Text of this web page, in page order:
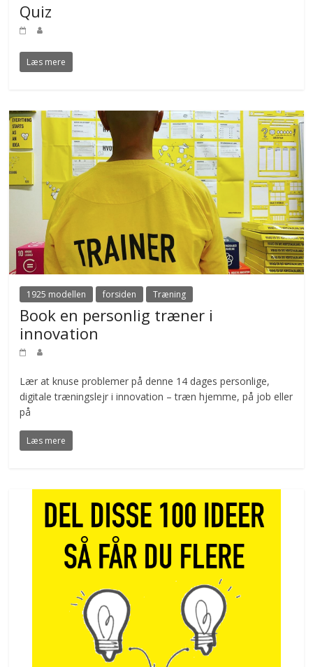
Quiz
Læs mere
1925 modellen forsiden Træning
Book en personlig træner i
innovation
Lær at knuse problemer på denne 14 dages personlige,
digitale træningslejr i innovation – træn hjemme, på job eller
på
Læs mere